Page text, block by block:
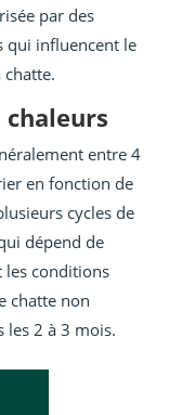
par des
qui influencent le
chaleurs
entre 4
en fonction de
cycles de
dépend de
les conditions
chatte non
les 2 à 3 mois.